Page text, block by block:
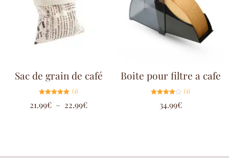
Sac de grain de café
5.00
(1)
21.99€ – 22.99€
Boite pour filtre a cafe
4.00
sur 5
(1)
34.99€